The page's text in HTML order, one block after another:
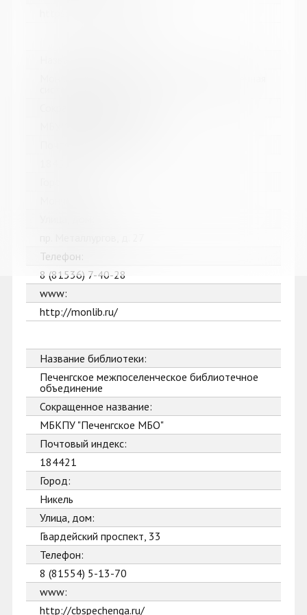
Телефон:
8 (81536) 7-40-28
www:
http://monlib.ru/
Название библиотеки:
Печенгское межпоселенческое библиотечное
объединение
Сокращенное название:
МБКПУ "Печенгское МБО"
Почтовый индекс:
184421
Город:
Никель
Улица, дом:
Гвардейский проспект, 33
Телефон:
8 (81554) 5-13-70
www:
http://cbspechenga.ru/